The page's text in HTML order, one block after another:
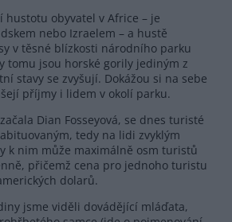
hustotu obyvatel v Africe – je
nebo Izraelem – a hustě
v těsné blízkosti národního parku
tomu jsou horské gorily jediným z
stavy se zvyšují. Dokážou si na sebe
příjmy i lidem v okolí parku.
Dian Fosseyová, se dnes turisté
tedy na lidi zvyklým
k nim může maximálně osm turistů
přičemž cena pro jednoho turistu
dolarů.
jsme viděli dovádějící mláďata,